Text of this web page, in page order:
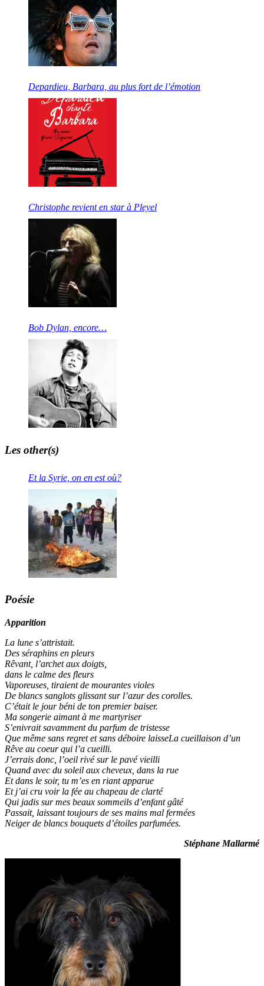
Depardieu, Barbara, au plus fort de l’émotion
Christophe revient en star à Pleyel
Bob Dylan, encore…
Les other(s)
Et la Syrie, on en est où?
Poésie
Apparition
La lune s’attristait.
Des séraphins en pleurs
Rêvant, l’archet aux doigts,
dans le calme des fleurs
Vaporeuses, tiraient de mourantes violes
De blancs sanglots glissant sur l’azur des corolles.
C’était le jour béni de ton premier baiser.
Ma songerie aimant à me martyriser
S’enivrait savamment du parfum de tristesse
Que même sans regret et sans déboire laisseLa cueillaison d’un
Rêve au coeur qui l’a cueilli.
J’errais donc, l’oeil rivé sur le pavé vieilli
Quand avec du soleil aux cheveux, dans la rue
Et dans le soir, tu m’es en riant apparue
Et j’ai cru voir la fée au chapeau de clarté
Qui jadis sur mes beaux sommeils d’enfant gâté
Passait, laissant toujours de ses mains mal fermées
Neiger de blancs bouquets d’étoiles parfumées.
Stéphane Mallarmé